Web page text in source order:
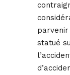
parvenir
statué